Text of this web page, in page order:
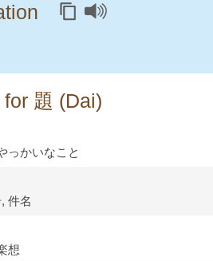
題 (Dai)
っかいなこと
, 件名
想